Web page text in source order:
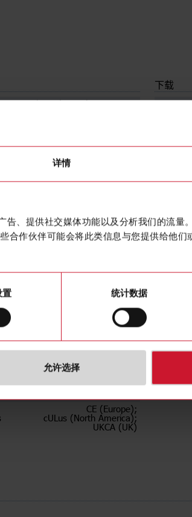
详情
、提供社交媒体功能以及分析我们的流量
合作伙伴可能会将此类信息与您提供给他们
置 统计数据
允许选择
1-phase (2-wire), 120 V L-N;
2-phase (3-wire), 220/440 V;
2-phase (3-wire), 240/480 V;
3-phase (4-wire), 120/208 V;
3-phase (4-wire), 220/380 V;
3-phase (3-wire), 240 V L-L;
3-phase (3-wire), 380 V L-L;
3-phase (3-wire), 400 V L-L;
50Hz;
5 A current transformers
Consumption and generation
Alarm;
Remote control
Ethernet (Modbus TCP/IP)
Auxiliary power supply 220-240
CE (Europe);
cULus (North America);
UKCA (UK)
下载